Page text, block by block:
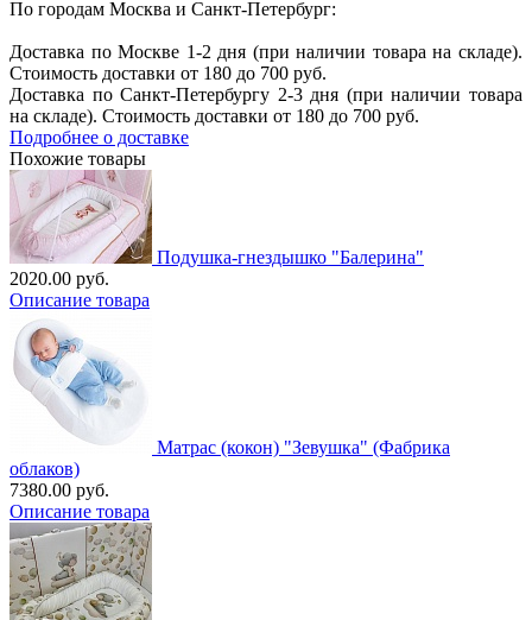
По городам Москва и Санкт-Петербург:
Доставка по Москве 1-2 дня (при наличии товара на складе).
Стоимость доставки от 180 до 700 руб.
Доставка по Санкт-Петербургу 2-3 дня (при наличии товара
на складе). Стоимость доставки от 180 до 700 руб.
Подробнее о доставке
Похожие товары
Подушка-гнездышко "Балерина"
2020.00 руб.
Описание товара
Матрас (кокон) "Зевушка" (Фабрика
облаков)
7380.00 руб.
Описание товара